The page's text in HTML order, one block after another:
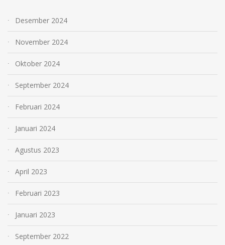
Desember 2024
November 2024
Oktober 2024
September 2024
Februari 2024
Januari 2024
Agustus 2023
April 2023
Februari 2023
Januari 2023
September 2022